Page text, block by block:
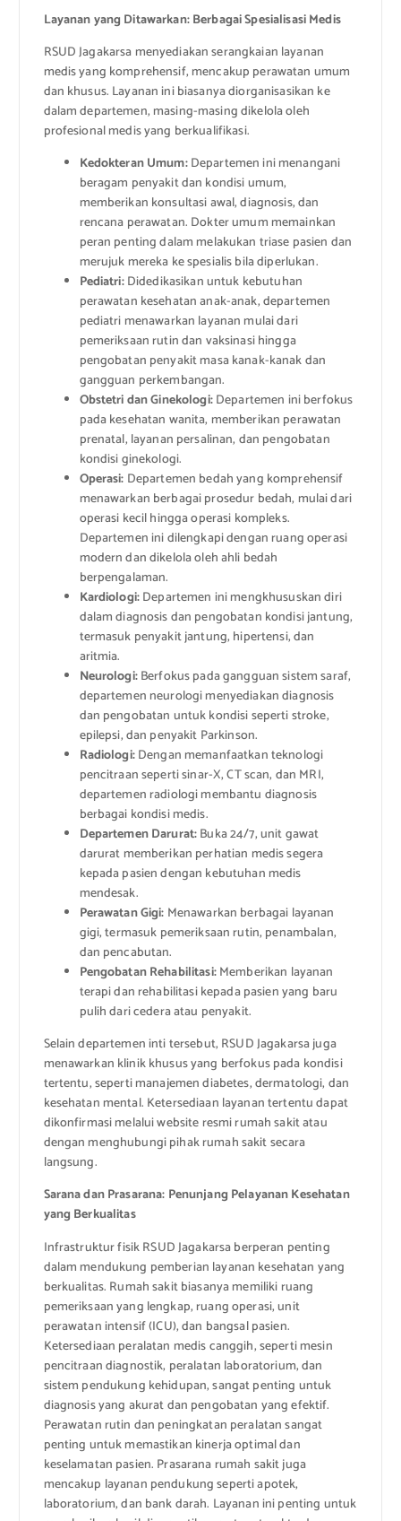
Layanan yang Ditawarkan: Berbagai Spesialisasi Medis
RSUD Jagakarsa menyediakan serangkaian layanan
medis yang komprehensif, mencakup perawatan umum
dan khusus. Layanan ini biasanya diorganisasikan ke
dalam departemen, masing-masing dikelola oleh
profesional medis yang berkualifikasi.
Kedokteran Umum:Departemen ini menangani
beragam penyakit dan kondisi umum,
memberikan konsultasi awal, diagnosis, dan
rencana perawatan. Dokter umum memainkan
peran penting dalam melakukan triase pasien dan
merujuk mereka ke spesialis bila diperlukan.
Pediatri:Didedikasikan untuk kebutuhan
perawatan kesehatan anak-anak, departemen
pediatri menawarkan layanan mulai dari
pemeriksaan rutin dan vaksinasi hingga
pengobatan penyakit masa kanak-kanak dan
gangguan perkembangan.
Obstetri dan Ginekologi:Departemen ini berfokus
pada kesehatan wanita, memberikan perawatan
prenatal, layanan persalinan, dan pengobatan
kondisi ginekologi.
Operasi: Departemen bedah yang komprehensif
menawarkan berbagai prosedur bedah, mulai dari
operasi kecil hingga operasi kompleks.
Departemen ini dilengkapi dengan ruang operasi
modern dan dikelola oleh ahli bedah
berpengalaman.
Kardiologi:Departemen ini mengkhususkan diri
dalam diagnosis dan pengobatan kondisi jantung,
termasuk penyakit jantung, hipertensi, dan
aritmia.
Neurologi:Berfokus pada gangguan sistem saraf,
departemen neurologi menyediakan diagnosis
dan pengobatan untuk kondisi seperti stroke,
epilepsi, dan penyakit Parkinson.
Radiologi:Dengan memanfaatkan teknologi
pencitraan seperti sinar-X, CT scan, dan MRI,
departemen radiologi membantu diagnosis
berbagai kondisi medis.
Departemen Darurat:Buka 24/7, unit gawat
darurat memberikan perhatian medis segera
kepada pasien dengan kebutuhan medis
mendesak.
Perawatan Gigi: Menawarkan berbagai layanan
gigi, termasuk pemeriksaan rutin, penambalan,
dan pencabutan.
Pengobatan Rehabilitasi:Memberikan layanan
terapi dan rehabilitasi kepada pasien yang baru
pulih dari cedera atau penyakit.
Selain departemen inti tersebut, RSUD Jagakarsa juga
menawarkan klinik khusus yang berfokus pada kondisi
tertentu, seperti manajemen diabetes, dermatologi, dan
kesehatan mental. Ketersediaan layanan tertentu dapat
dikonfirmasi melalui website resmi rumah sakit atau
dengan menghubungi pihak rumah sakit secara
langsung.
Sarana dan Prasarana: Penunjang Pelayanan Kesehatan
yang Berkualitas
Infrastruktur fisik RSUD Jagakarsa berperan penting
dalam mendukung pemberian layanan kesehatan yang
berkualitas. Rumah sakit biasanya memiliki ruang
pemeriksaan yang lengkap, ruang operasi, unit
perawatan intensif (ICU), dan bangsal pasien.
Ketersediaan peralatan medis canggih, seperti mesin
pencitraan diagnostik, peralatan laboratorium, dan
sistem pendukung kehidupan, sangat penting untuk
diagnosis yang akurat dan pengobatan yang efektif.
Perawatan rutin dan peningkatan peralatan sangat
penting untuk memastikan kinerja optimal dan
keselamatan pasien. Prasarana rumah sakit juga
mencakup layanan pendukung seperti apotek,
laboratorium, dan bank darah. Layanan ini penting untuk